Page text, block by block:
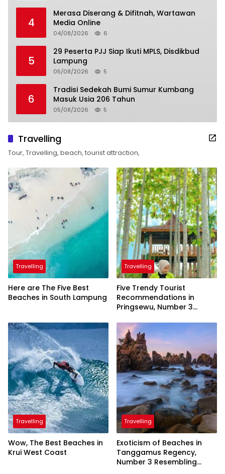
4
Merasa Diserang & Difitnah, Wartawan
Media Online
04/08/2026 6
5
29 Peserta PJJ Siap Ikuti MPLS, Disdikbud
Lampung
05/08/2026 5
6
Tradisi Sedekah Bumi Sumur Kumbang
Masuk Usia 206 Tahun
05/08/2026 5
Travelling
Tour, Travelling, beach, tourist attraction,
Travelling
Here are The Five Best
Beaches in South Lampung
Travelling
Five Trendy Tourist
Recommendations in
Pringsewu, Number 3
President
Travelling
Wow, The Best Beaches in
Krui West Coast
Travelling
Exoticism of Beaches in
Tanggamus Regency,
Number 3 Resembling